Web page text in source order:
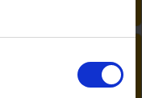
face plata
produsele în